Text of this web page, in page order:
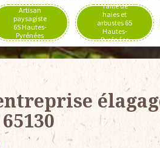
Artisan
paysagiste
65 Hautes-
Pyrénées
Taille de
haies et
arbustes 65
Hautes-
Pyrénées